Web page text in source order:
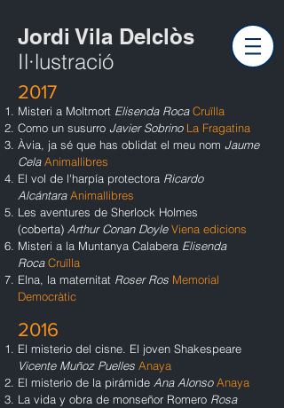
Jordi Vila Delclòs
Il·lustració
2017
Misteri a Moltmort Elisenda RocaCruïlla
Como un susurro Javier Sobrino La Fragatina
Àvia, ja sé que has oblidat el meu nom Jaume
CelaAnimallibres
El vol de l'harpía protectora Ricardo
AlcántaraAnimallibres
Les aventures de Sherlock Holmes
(coberta) Arthur Conan DoyleViena edicions
Misteri a la Muntanya Calabera Elisenda
RocaCruïlla
Elna, la maternitat Roser Ros Memorial
Democràtic
2016
El misterio del cisne. El joven Shakespeare
Vicente Muñoz Puelles Anaya
El misterio de la pirámide Ana Alonso Anaya
La vida y obra de monseñor Romero Rosa